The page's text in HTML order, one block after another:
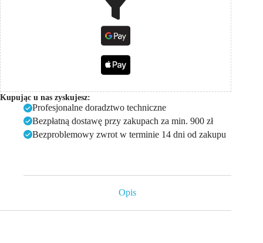
Kupując u nas zyskujesz:
Profesjonalne doradztwo techniczne
Bezpłatną dostawę przy zakupach za min. 900 zł
Bezproblemowy zwrot w terminie 14 dni od zakupu
Opis